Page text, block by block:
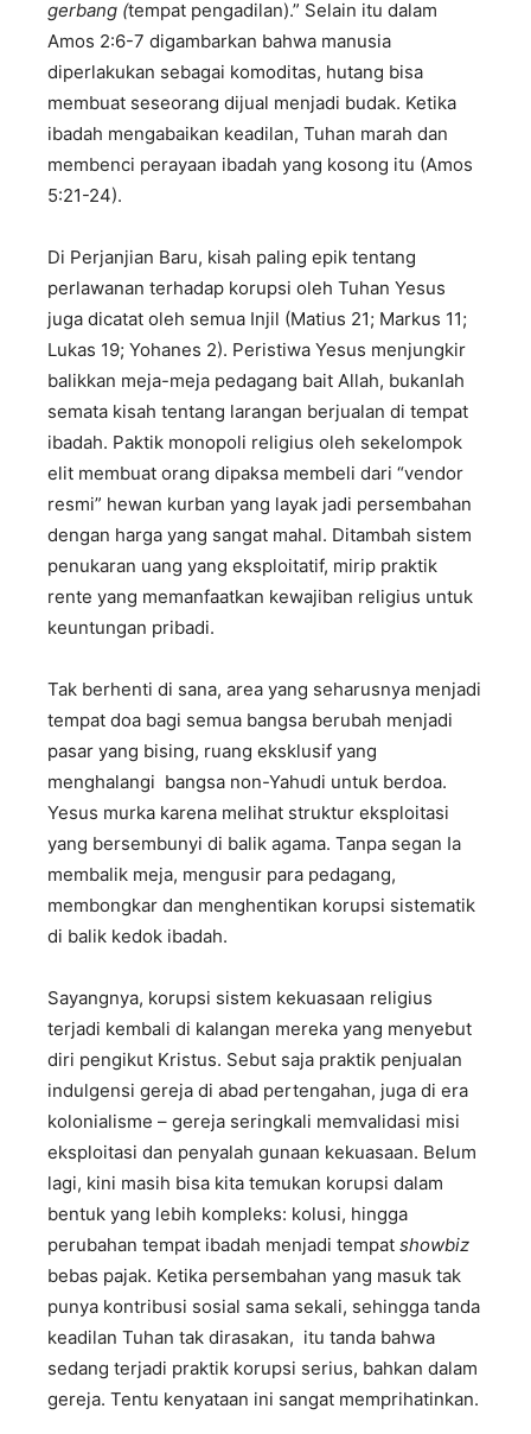
gerbang (tempat pengadilan).” Selain itu dalam
Amos 2:6-7 digambarkan bahwa manusia
diperlakukan sebagai komoditas, hutang bisa
membuat seseorang dijual menjadi budak. Ketika
ibadah mengabaikan keadilan, Tuhan marah dan
membenci perayaan ibadah yang kosong itu (Amos
5:21-24).
Di Perjanjian Baru, kisah paling epik tentang
perlawanan terhadap korupsi oleh Tuhan Yesus
juga dicatat oleh semua Injil (Matius 21; Markus 11;
Lukas 19; Yohanes 2). Peristiwa Yesus menjungkir
balikkan meja-meja pedagang bait Allah, bukanlah
semata kisah tentang larangan berjualan di tempat
ibadah. Paktik monopoli religius oleh sekelompok
elit membuat orang dipaksa membeli dari “vendor
resmi” hewan kurban yang layak jadi persembahan
dengan harga yang sangat mahal. Ditambah sistem
penukaran uang yang eksploitatif, mirip praktik
rente yang memanfaatkan kewajiban religius untuk
keuntungan pribadi.
Tak berhenti di sana, area yang seharusnya menjadi
tempat doa bagi semua bangsa berubah menjadi
pasar yang bising, ruang eksklusif yang
menghalangi bangsa non-Yahudi untuk berdoa.
Yesus murka karena melihat struktur eksploitasi
yang bersembunyi di balik agama. Tanpa segan Ia
membalik meja, mengusir para pedagang,
membongkar dan menghentikan korupsi sistematik
di balik kedok ibadah.
Sayangnya, korupsi sistem kekuasaan religius
terjadi kembali di kalangan mereka yang menyebut
diri pengikut Kristus. Sebut saja praktik penjualan
indulgensi gereja di abad pertengahan, juga di era
kolonialisme – gereja seringkali memvalidasi misi
eksploitasi dan penyalah gunaan kekuasaan. Belum
lagi, kini masih bisa kita temukan korupsi dalam
bentuk yang lebih kompleks: kolusi, hingga
perubahan tempat ibadah menjadi tempat showbiz
bebas pajak. Ketika persembahan yang masuk tak
punya kontribusi sosial sama sekali, sehingga tanda
keadilan Tuhan tak dirasakan, itu tanda bahwa
sedang terjadi praktik korupsi serius, bahkan dalam
gereja. Tentu kenyataan ini sangat memprihatinkan.